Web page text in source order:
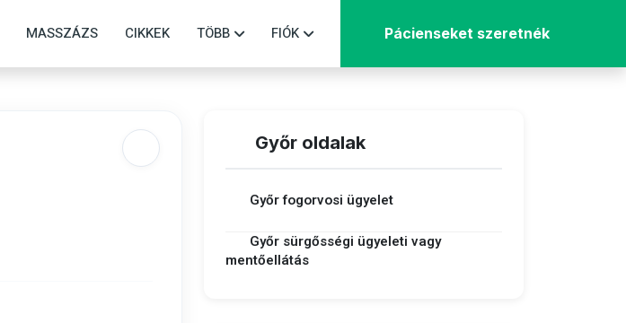
MASSZÁZS CIKKEK TÖBB FIÓK Pácienseket szeretnék
Győr oldalak
Győr fogorvosi ügyelet
Győr sürgősségi ügyeleti vagy
mentőellátás